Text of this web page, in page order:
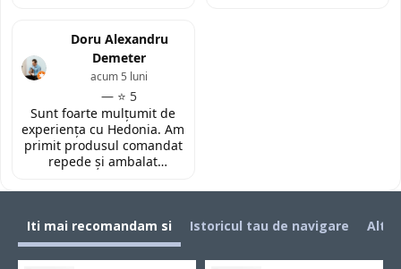
exact conform descrierii,
ambalată corespunzător și
la un preț foarte
toată încrederea!
Doru Alexandru
Demeter
— ⭐ 5
acum 5 luni
Sunt foarte mulțumit de
experiența cu Hedonia. Am
primit produsul comandat
repede și ambalat
fost foarte bun față de alte
Iti mai recomandam si
Istoricul tau de navigare Alti